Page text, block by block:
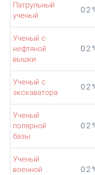
Патрульный
ученый
0.2
Ученый с
нефтяной
вышки
0.2
Ученый с
экскаватора
0.2
Ученый
полярной
базы
0.2
Ученый
военной
0.2